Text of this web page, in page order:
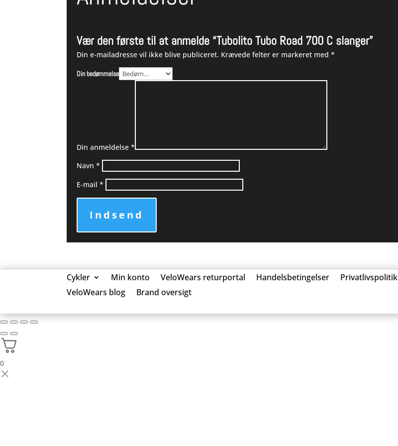
Vær den første til at anmelde “Tubolito Tubo Road 700 C slanger”
Din e-mailadresse vil ikke blive publiceret. Krævede felter er markeret med*
Din bedømmelse
Din anmeldelse*
Navn*
E-mail*
Indsend
Cykler Min konto VeloWears returportal Handelsbetingelser Privatlivspolitik
VeloWears blog
Brand oversigt
0